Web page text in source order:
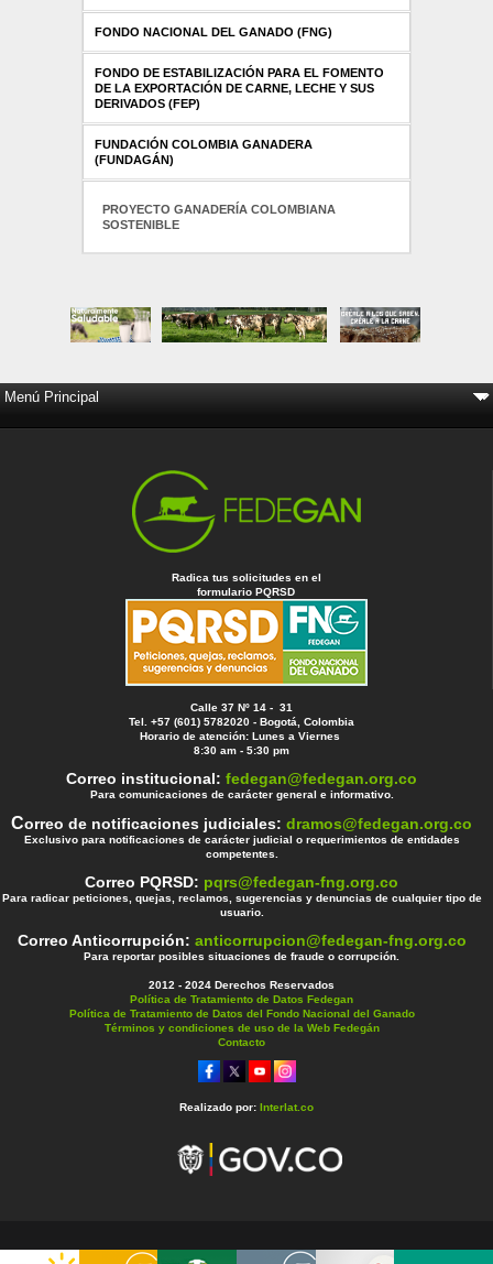
FONDO NACIONAL DEL GANADO (FNG)
FONDO DE ESTABILIZACIÓN PARA EL FOMENTO
DE LA EXPORTACIÓN DE CARNE, LECHE Y SUS
DERIVADOS (FEP)
FUNDACIÓN COLOMBIA GANADERA
(FUNDAGÁN)
PROYECTO GANADERÍA COLOMBIANA
SOSTENIBLE
Radica tus solicitudes en el
formulario PQRSD
Calle 37 Nº 14 - 31
Tel. +57 (601) 5782020 - Bogotá, Colombia
Horario de atención: Lunes a Viernes
8:30 am - 5:30 pm
Correo institucional:fedegan@fedegan.org.co
Para comunicaciones de carácter general e informativo.
Correo de notificaciones judiciales:dramos@fedegan.org.co
Exclusivo para notificaciones de carácter judicial o requerimientos de entidades
competentes.
Correo PQRSD: pqrs@fedegan-fng.org.co
Para radicar peticiones, quejas, reclamos, sugerencias y denuncias de cualquier tipo de
usuario.
Correo Anticorrupción: anticorrupcion@fedegan-fng.org.co
Para reportar posibles situaciones de fraude o corrupción.
2012 - 2024 Derechos Reservados
Política de Tratamiento de Datos Fedegan
Política de Tratamiento de Datos del Fondo Nacional del Ganado
Términos y condiciones de uso de la Web Fedegán
Contacto
Realizado por: Interlat.co